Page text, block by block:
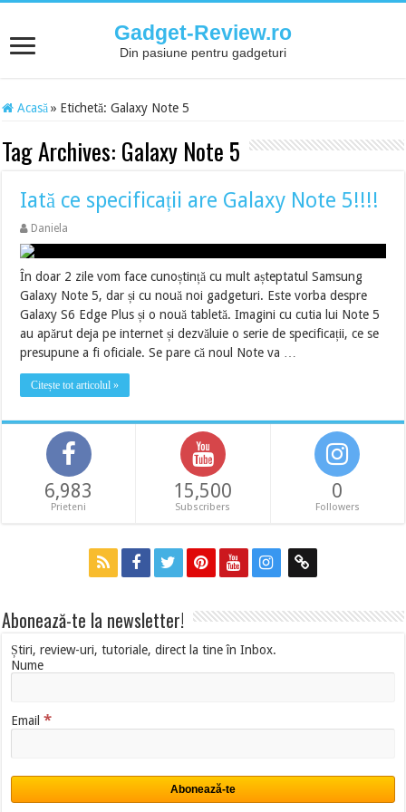
Gadget-Review.ro
Din pasiune pentru gadgeturi
Acasă » Etichetă:Galaxy Note 5
Tag Archives: Galaxy Note 5
Iată ce specificații are Galaxy Note 5!!!!
Daniela
În doar 2 zile vom face cunoștință cu mult așteptatul Samsung
Galaxy Note 5, dar și cu nouă noi gadgeturi. Este vorba despre
Galaxy S6 Edge Plus și o nouă tabletă. Imagini cu cutia lui Note 5
au apărut deja pe internet și dezvăluie o serie de specificații, ce se
presupune a fi oficiale. Se pare că noul Note va …
Citește tot articolul »
6,983
Prieteni
15,500
Subscribers
0
Followers
Abonează-te la newsletter!
Știri, review-uri, tutoriale, direct la tine în Inbox.
Nume
Email*